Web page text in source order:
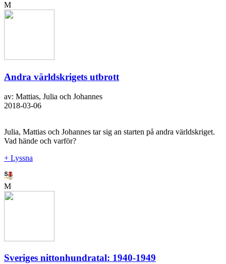
M
Andra världskrigets utbrott
av: Mattias, Julia och Johannes
2018-03-06
Julia, Mattias och Johannes tar sig an starten på andra världskriget.
Vad hände och varför?
+ Lyssna
M
Sveriges nittonhundratal: 1940-1949